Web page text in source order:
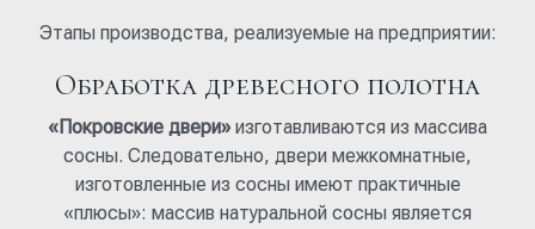
Этапы производства, реализуемые на предприятии:
Обработка древесного полотна
«Покровские двери» изготавливаются из массива
сосны. Следовательно, двери межкомнатные,
изготовленные из сосны имеют практичные
«плюсы»: массив натуральной сосны является